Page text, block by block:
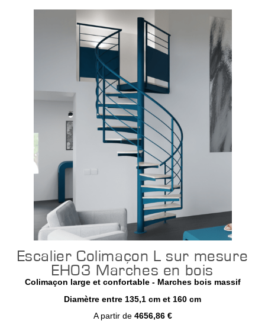
Configurer
Escalier Colimaçon L sur mesure
EH03 Marches en bois
Colimaçon large et confortable - Marches bois massif
Diamètre entre 135,1 cm et 160 cm
A partir de 4656,86 €